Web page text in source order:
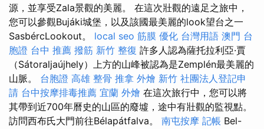
源，並享受Zala景觀的美麗。 在這次壯觀的遠足之旅中，
您可以參觀Bujáki城堡，以及該國最美麗的look望台之一
SasbércLookout。 local seo 筋膜 優化 台灣用語 澳門 台
胞證 台中 推薦 撥筋 新竹 整復 許多人認為薩托拉利亞·賈
（Sátoraljaújhely）上方的山峰被認為是Zemplén最美麗的
山脈。 台胞證 高雄 整骨 推拿 外燴 新竹 社團法人登記申
請 台中按摩排毒推薦 宜蘭 外燴 在這次旅行中，您可以將
其帶到近700年曆史的山區的廢墟，途中有壯觀的監視點。
訪問西布氏大門前往Bélapátfalva。 南屯按摩 記帳 Bel-